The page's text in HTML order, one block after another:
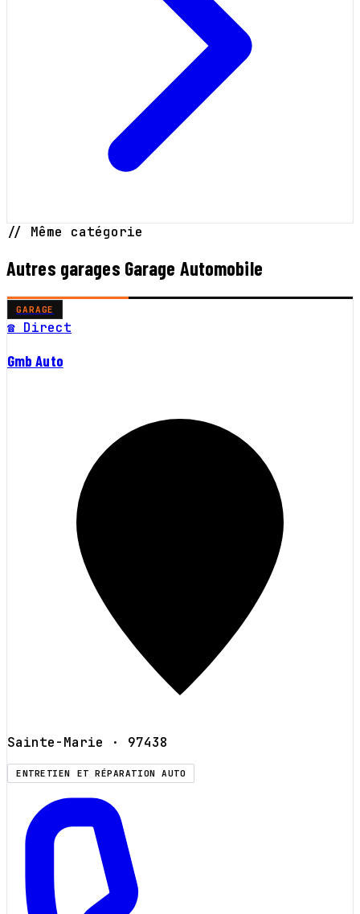
// Même catégorie
Autres garages Garage Automobile
GARAGE
☎ Direct
Gmb Auto
Sainte-Marie · 97438
ENTRETIEN ET RÉPARATION AUTO